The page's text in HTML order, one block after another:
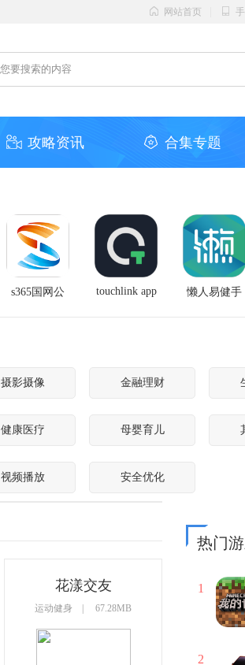
网站首页
攻略资讯 合集专题
s365国网公
touchlink app
懒人易健手
摄影摄像 金融理财
健康医疗 母婴育儿
视频播放 安全优化
花漾交友
运动健身 | 67.28MB
热门
1
2